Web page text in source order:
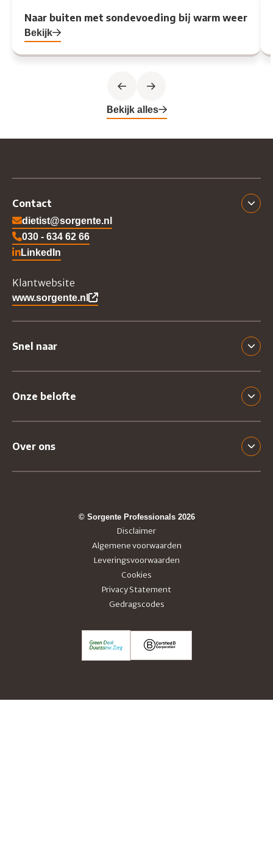
Naar buiten met sondevoeding bij warm weer
Bekijk
Previous slide
Next slide
Bekijk alles
Contact
dietist@sorgente.nl
030 - 634 62 66
Ga naar Sorgente's LinkedIn
LinkedIn
Klantwebsite
www.sorgente.nl
Snel naar
Onze belofte
Over ons
© Sorgente Professionals 2026
Disclaimer
Algemene voorwaarden
Leveringsvoorwaarden
Cookies
Privacy Statement
Gedragscodes